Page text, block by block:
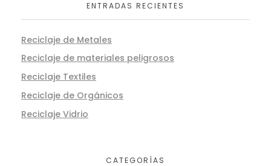
ENTRADAS RECIENTES
Reciclaje de Metales
Reciclaje de materiales peligrosos
Reciclaje Textiles
Reciclaje de Orgánicos
Reciclaje Vidrio
CATEGORÍAS